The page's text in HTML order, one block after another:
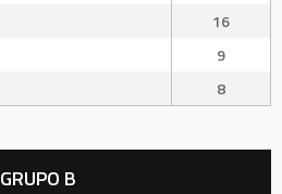
16
9
8
GRUPO B